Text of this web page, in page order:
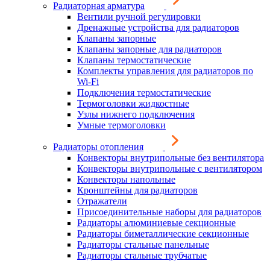
Радиаторная арматура
Вентили ручной регулировки
Дренажные устройства для радиаторов
Клапаны запорные
Клапаны запорные для радиаторов
Клапаны термостатические
Комплекты управления для радиаторов по
Wi-Fi
Подключения термостатические
Термоголовки жидкостные
Узлы нижнего подключения
Умные термоголовки
Радиаторы отопления
Конвекторы внутрипольные без вентилятора
Конвекторы внутрипольные с вентилятором
Конвекторы напольные
Кронштейны для радиаторов
Отражатели
Присоединительные наборы для радиаторов
Радиаторы алюминиевые секционные
Радиаторы биметаллические секционные
Радиаторы стальные панельные
Радиаторы стальные трубчатые